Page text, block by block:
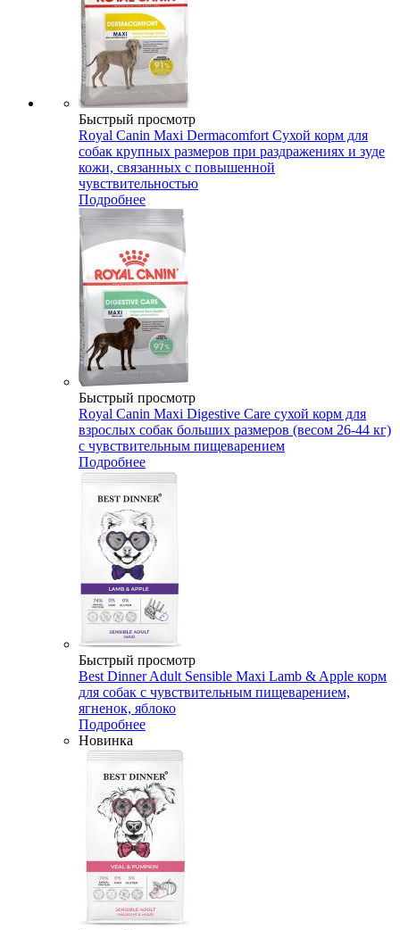
Быстрый просмотр
Royal Canin Maxi Dermacomfort Сухой корм для
собак крупных размеров при раздражениях и зуде
кожи, связанных с повышенной
чувствительностью
Подробнее
Быстрый просмотр
Royal Canin Maxi Digestive Care сухой корм для
взрослых собак больших размеров (весом 26-44 кг)
с чувствительным пищеварением
Подробнее
Быстрый просмотр
Best Dinner Adult Sensible Maxi Lamb & Apple корм
для собак с чувствительным пищеварением,
ягненок, яблоко
Подробнее
Новинка